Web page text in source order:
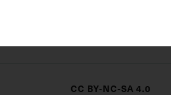
CC BY-NC-SA 4.0